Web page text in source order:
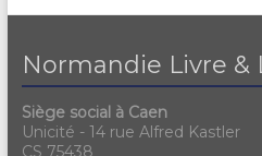
Normandie Livre &
Siège social à Caen
Unicité - 14 rue Alfred Kastler
CS 75438